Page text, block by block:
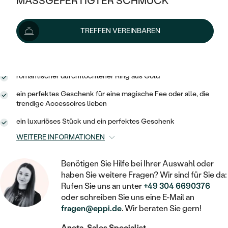
KLASSISCH
V-FORM
VINTAGE
AUSSERGEWÖHNLICHE
GEHÄMMERTE
VON HAND GRAVIERTE
MIT MEHREREN DIAMANTEN
HALO
VINTAGE
AUSSERGEWÖHNLICH
GESTALTE EINEN RING
WÄHLE EINEN RING
DIAMANTEN ZUM EINFASSEN
AUSVERKAUF
WENN SCHMUCK HILFT
NACH TYP
OHRRINGE
RINGE
ARMBÄNDER
SCHMUCKSET
PLATIN
OHRSTECKER
MINIMALISTISCHE
OHRHÄNGER
SOLITÄR
HERZ
GOLD
SILBER
NACH STYL
SOLITÄR
PERSONALISIERT
MIT STERNZEICHEN
AUSVERKAUF
GOLD
SILBER
PLATIN
MEMOIRE
MINIMALISTISCHE
TREFFEN VEREINBAREN
1 303 €mit dem CodeSUN10 .
romantischer durchflochtener Ring aus Gold
ein perfektes Geschenk für eine magische Fee oder alle, die
trendige Accessoires lieben
ein luxuriöses Stück und ein perfektes Geschenk
WEITERE INFORMATIONEN
Benötigen Sie Hilfe bei Ihrer Auswahl oder
haben Sie weitere Fragen? Wir sind für Sie da:
Rufen Sie uns an unter+49 304 6690376
oder schreiben Sie uns eine E-Mail an
fragen@eppi.de. Wir beraten Sie gern!